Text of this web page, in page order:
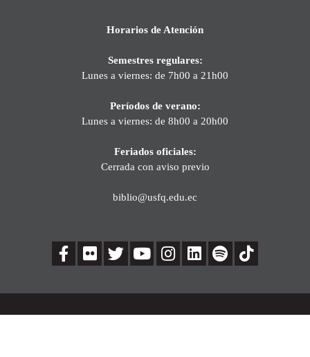
Horarios de Atención
Semestres regulares:
Lunes a viernes: de 7h00 a 21h00
Períodos de verano:
Lunes a viernes: de 8h00 a 20h00
Feriados oficiales:
Cerrada con aviso previo
biblio@usfq.edu.ec